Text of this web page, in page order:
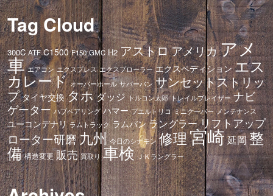
Tag Cloud
300C ATF C1500 F150 GMC H2 アストロアメリカアメ
車 エアコン エクスプレス エクスプローラー エクスペディション エス
カレード オーバーホール サバーバン サンセットストリッ
プタイヤ交換タホダッジ トルコン太郎 トレイルブレイザー ナビ
ゲーター ハブベアリング ハマー プエルトリコ ミニクーパー メンテナンス
ユーコンデナリ ラムトラック ラムバン ラングラーリフトアップ
ローター研磨九州 今日のシナモン 修理宮崎延岡整
備 構造変更 販売 買取り 車検 ＪＫラングラー